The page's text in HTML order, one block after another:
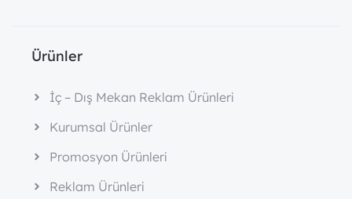
Ürünler
İç – Dış Mekan Reklam Ürünleri
Kurumsal Ürünler
Promosyon Ürünleri
Reklam Ürünleri